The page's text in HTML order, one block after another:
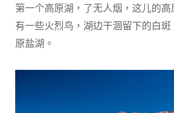
第一个高原湖，了无人烟，这儿的
有一些火烈鸟，湖边干涸留下的白
原盐湖。